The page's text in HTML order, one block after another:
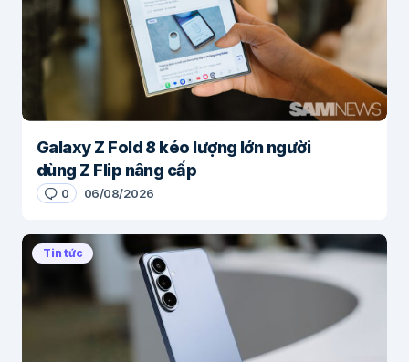
Galaxy Z Fold 8 kéo lượng lớn người
dùng Z Flip nâng cấp
0 06/08/2026
Tin tức